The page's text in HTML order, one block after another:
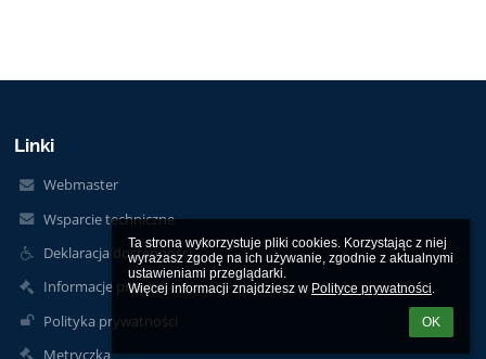
Ta strona wykorzystuje pliki cookies. Korzystając z niej
wyrażasz zgodę na ich używanie, zgodnie z aktualnymi
ustawieniami przeglądarki.
Więcej informacji znajdziesz w Polityce prywatności.
OK
Linki
Webmaster
Wsparcie techniczne
Deklaracja dostępności
Informacje prawne
Polityka prywatności
Metryczka